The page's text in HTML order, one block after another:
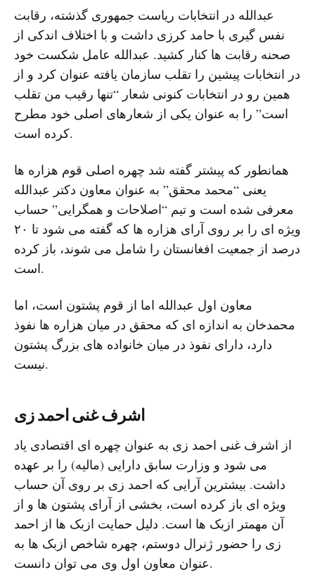
عبدالله در انتخابات ریاست جمهوری گذشته، رقابت
نفس گیری با حامد کرزی داشت و با اختلاف اندکی از
صحنه رقابت ها کنار کشید. عبدالله عامل شکست خود
در انتخابات پیشین را تقلب سازمان یافته عنوان کرد و از
همین رو در انتخابات کنونی شعار “تنها رقیب من تقلب
است” را به عنوان یکی از شعارهای اصلی خود مطرح
کرده است.
همانطور که پیشتر گفته شد چهره اصلی قوم هزاره ها
یعنی “محمد محقق” به عنوان معاون دکتر عبدالله
معرفی شده است و تیم “اصلاحات و همگرایی” حساب
ویژه ای را بر روی آرای هزاره ها که گفته می شود تا ۲۰
درصد از جمعیت افغانستان را شامل می شوند، باز کرده
است.
معاون اول عبدالله اما از قوم پشتون است، اما
محمدخان به اندازه ای که محقق در میان هزاره ها نفوذ
دارد، دارای نفوذ در میان خانواده های بزرگ پشتون
نیست.
اشرف غنی احمد زی
از اشرف غنی احمد زی به عنوان چهره ای اقتصادی یاد
می شود و وزارت سابق دارایی (مالیه) را بر عهده
داشت. بیشترین آرایی که احمد زی بر روی آن حساب
ویژه ای باز کرده است، بخشی از آرای پشتون ها و از
آن مهمتر ازبک ها است. دلیل حمایت ازبک ها از احمد
زی را حضور ژنرال دوستم، چهره شاخص ازبک ها به
عنوان معاون اول وی می توان دانست.